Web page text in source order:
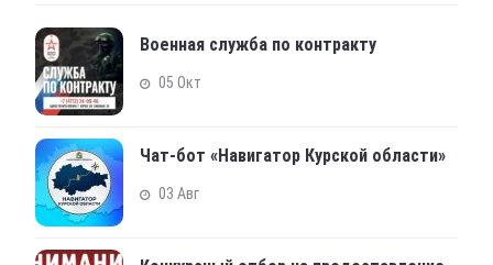
Военная служба по контракту
05 Окт
Чат-бот «Навигатор Курской области»
03 Авг